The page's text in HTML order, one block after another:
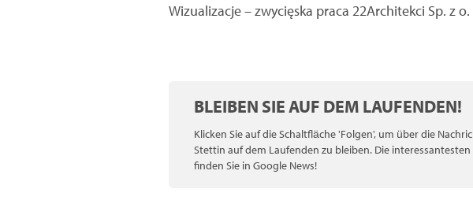
Wizualizacje – zwycięska praca 22Architekci Sp. z o.
BLEIBEN SIE AUF DEM LAUFENDEN!
Klicken Sie auf die Schaltfläche 'Folgen', um über die
Stettin auf dem Laufenden zu bleiben. Die
finden Sie in Google News!